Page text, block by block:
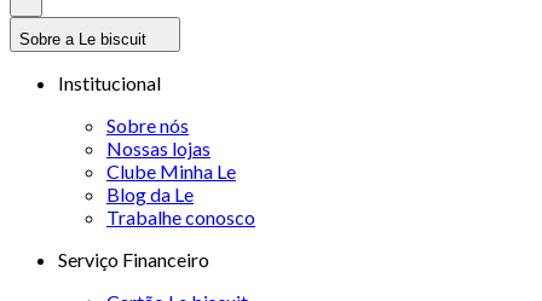
Sobre a Le biscuit
Institucional
Sobre nós
Nossas lojas
Clube Minha Le
Blog da Le
Trabalhe conosco
Serviço Financeiro